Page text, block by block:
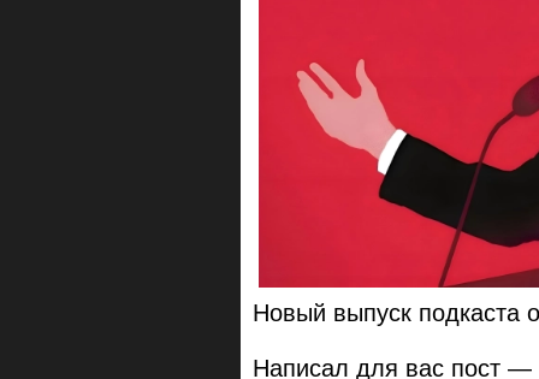
Новый выпуск подкаста
Написал для вас пост —